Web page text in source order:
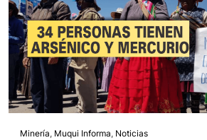
Minería, Muqui Informa, Noticias